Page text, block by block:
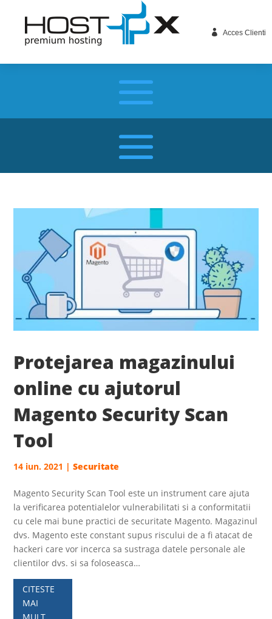
 Acces Clienti
Protejarea magazinului
online cu ajutorul
Magento Security Scan
Tool
14 iun. 2021 |Securitate
Magento Security Scan Tool este un instrument care ajuta
la verificarea potentialelor vulnerabilitati si a conformitatii
cu cele mai bune practici de securitate Magento. Magazinul
dvs. Magento este constant supus riscului de a fi atacat de
hackeri care vor incerca sa sustraga datele personale ale
clientilor dvs. si sa foloseasca…
CITESTE
MAI
MULT